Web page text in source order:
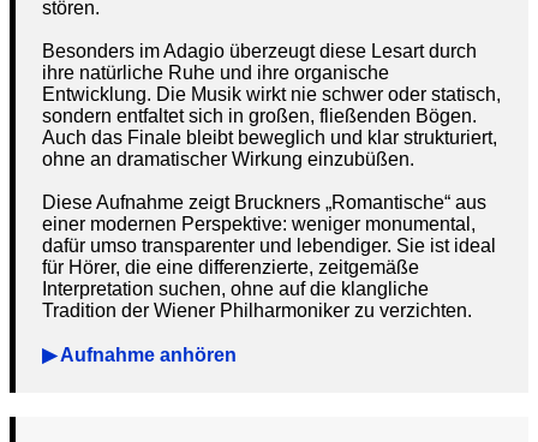
stören.
Besonders im Adagio überzeugt diese Lesart durch
ihre natürliche Ruhe und ihre organische
Entwicklung. Die Musik wirkt nie schwer oder statisch,
sondern entfaltet sich in großen, fließenden Bögen.
Auch das Finale bleibt beweglich und klar strukturiert,
ohne an dramatischer Wirkung einzubüßen.
Diese Aufnahme zeigt Bruckners „Romantische“ aus
einer modernen Perspektive: weniger monumental,
dafür umso transparenter und lebendiger. Sie ist ideal
für Hörer, die eine differenzierte, zeitgemäße
Interpretation suchen, ohne auf die klangliche
Tradition der Wiener Philharmoniker zu verzichten.
▶ Aufnahme anhören